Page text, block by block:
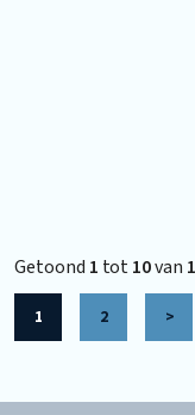
Getoond 1 tot10van
1 2 >